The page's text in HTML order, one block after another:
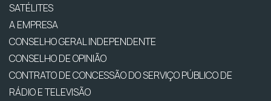
SATÉLITES
A EMPRESA
CONSELHO GERAL INDEPENDENTE
CONSELHO DE OPINIÃO
CONTRATO DE CONCESSÃO DO SERVIÇO PÚBLICO DE
RÁDIO E TELEVISÃO